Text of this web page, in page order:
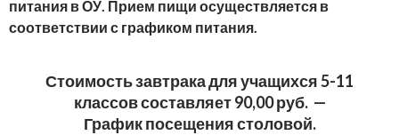
питания в ОУ. Прием пищи осуществляется в
соответствии с графиком питания.
Стоимость завтрака для учащихся 5-11
классов составляет 90,00 руб. —
График посещения столовой.